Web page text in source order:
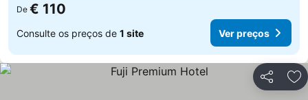
De € 110
Consulte os preços de 1 site Ver preços
Partilhar